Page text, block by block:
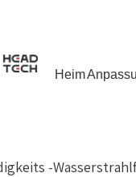
Heim
-